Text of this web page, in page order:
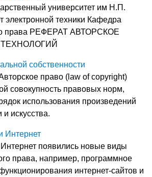
университет им Н.П.
электронной техники Кафедра
права РЕФЕРАТ АВТОРСКОЕ
собственности
право (law of copyright)
совокупность правовых норм,
использования произведений
и искусства.
Интернет
появились новые виды
права, например, программное
интернет-сайтов и